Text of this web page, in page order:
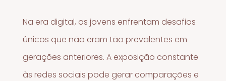
Na era digital, os jovens enfrentam desafios
únicos que não eram tão prevalentes em
gerações anteriores. A exposição constante
às redes sociais pode gerar comparações e